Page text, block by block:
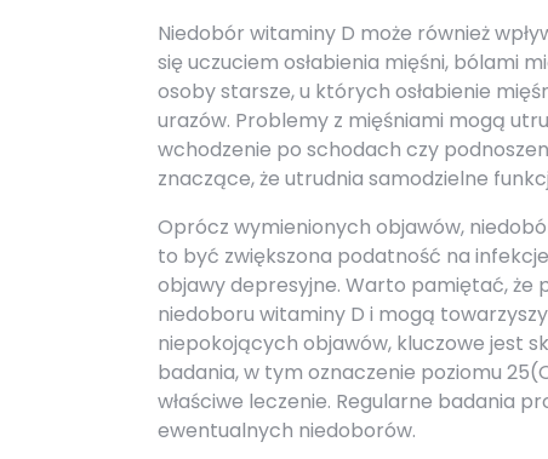
Niedobór witaminy D może również
się uczuciem osłabienia mięśni, bólami
osoby starsze, u których osłabienie
urazów. Problemy z mięśniami mogą
wchodzenie po schodach czy
znaczące, że utrudnia samodzielne
Oprócz wymienionych objawów,
to być zwiększona podatność na
objawy depresyjne. Warto pamiętać, że
niedoboru witaminy D i mogą
niepokojących objawów, kluczowe jest
badania, w tym oznaczenie poziomu
właściwe leczenie. Regularne badania
ewentualnych niedoborów.